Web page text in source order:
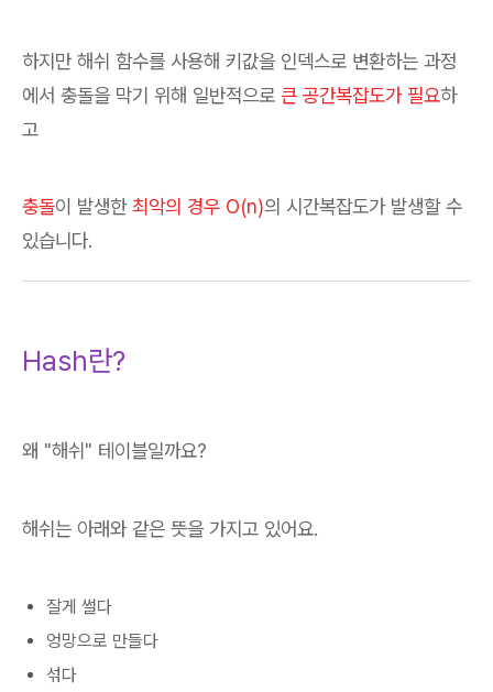
하지만 해쉬 함수를 사용해 키값을 인덱스로 변환하는 과정
에서 충돌을 막기 위해 일반적으로 큰 공간복잡도가 필요하
고
충돌이 발생한최악의 경우 O(n)의 시간복잡도가 발생할 수
있습니다.
Hash란?
왜 "해쉬" 테이블일까요?
해쉬는 아래와 같은 뜻을 가지고 있어요.
잘게 썰다
엉망으로 만들다
섞다